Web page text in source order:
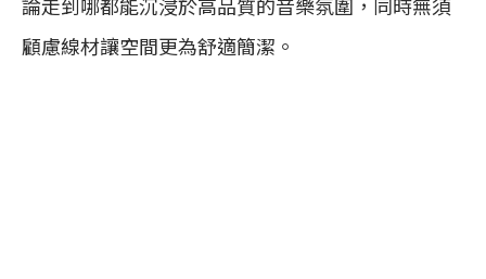
論走到哪都能沉浸於高品質的音樂氛圍，同時無須
顧慮線材讓空間更為舒適簡潔。